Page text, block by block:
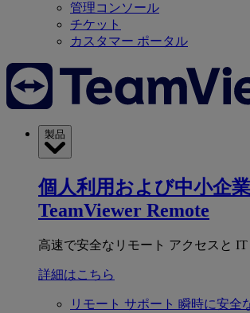
管理コンソール
チケット
カスタマー ポータル
製品
個人利用および中小企業
TeamViewer Remote
高速で安全なリモート アクセスと IT
詳細はこちら
リモート サポート 瞬時に安全